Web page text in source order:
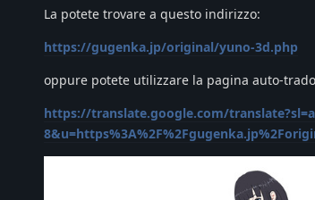
La potete trovare a questo indirizzo:
https://gugenka.jp/original/yuno-3d.php
oppure potete utilizzare la pagina auto-
https://translate.google.com/